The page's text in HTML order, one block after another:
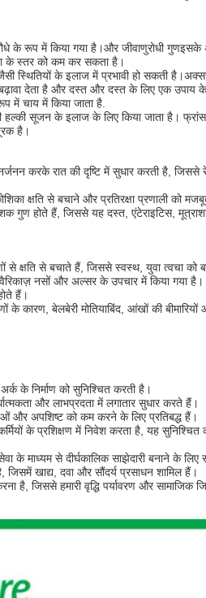
के रूप में किया गया है।और जीवाणुरोधी गुणइसके
के स्तर को कम कर सकता है।
स्थितियों के इलाज में प्रभावी हो सकती
देता है और दस्त और दस्त के लिए एक उपाय
में चाय में किया जाता है.
सूजन के इलाज के लिए किया जाता है।
है।
करके रात की दृष्टि में सुधार करती है, जिससे
क्षति से बचाने और प्रतिरक्षा प्रणाली को
गुण होते हैं, जिससे यह दस्त, एंटेराइटिस,
क्षति से बचाते हैं, जिससे स्वस्थ, युवा त्वचा को
नसों और अल्सर के उपचार में किया गया है।
हैं।
कारण, बेलबेरी मोतियाबिंद, आंखों की
के निर्माण को सुनिश्चित करती है।
और लाभप्रदता में लगातार सुधार करते हैं।
और अपशिष्ट को कम करने के लिए प्रतिबद्ध हैं।
के प्रशिक्षण में निवेश करता है, यह सुनिश्चित
के माध्यम से दीर्घकालिक साझेदारी बनाने के लिए
जिसमें खाद्य, दवा और सौंदर्य प्रसाधन शामिल हैं।
है, जिससे हमारी वृद्धि पर्यावरण और सामाजिक